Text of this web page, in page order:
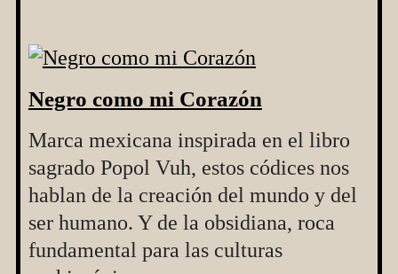
Negro como mi Corazón
Marca mexicana inspirada en el libro
sagrado Popol Vuh, estos códices nos
hablan de la creación del mundo y del
ser humano. Y de la obsidiana, roca
fundamental para las culturas